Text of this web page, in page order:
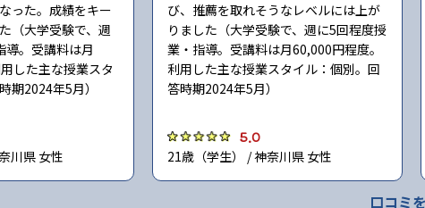
った。成績をキー
（大学受験で、週
導。受講料は月
した主な授業スタ
期2024年5月）
川県 女性
び、推薦を取れそうなレベルには上が
りました（大学受験で、週に5回程度授
業・指導。受講料は月60,000円程度。
利用した主な授業スタイル：個別。回
答時期2024年5月）
5.0
21歳（学生） / 神奈川県 女性
口コミ